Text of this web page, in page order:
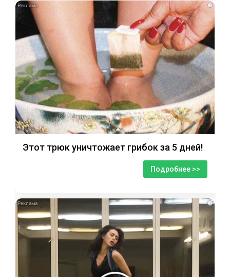
i
Этот трюк уничтожает грибок за 5 дней!
Подробнее >>
i